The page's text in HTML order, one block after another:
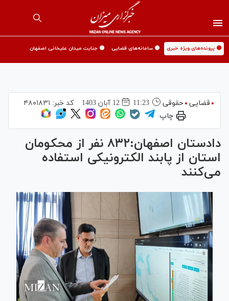
🟡 پرونده‌های ویژه خبری 🟡 سامانه‌های قضایی 🟡 جنایت میدان علیخانی اصفهان
قضایی حقوقی 11:23 12 آبان 1403 کد خبر: ۴۸۰۱۸۳۱
چاپ
دادستان اصفهان:۸۳۲ نفر از محکومان
استان از پابند الکترونیکی استفاده
می‌کنند